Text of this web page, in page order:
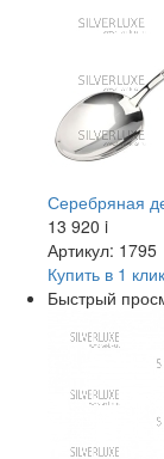
Серебряная
13 920 i
Артикул: 1795
Купить в 1 клик
Быстрый